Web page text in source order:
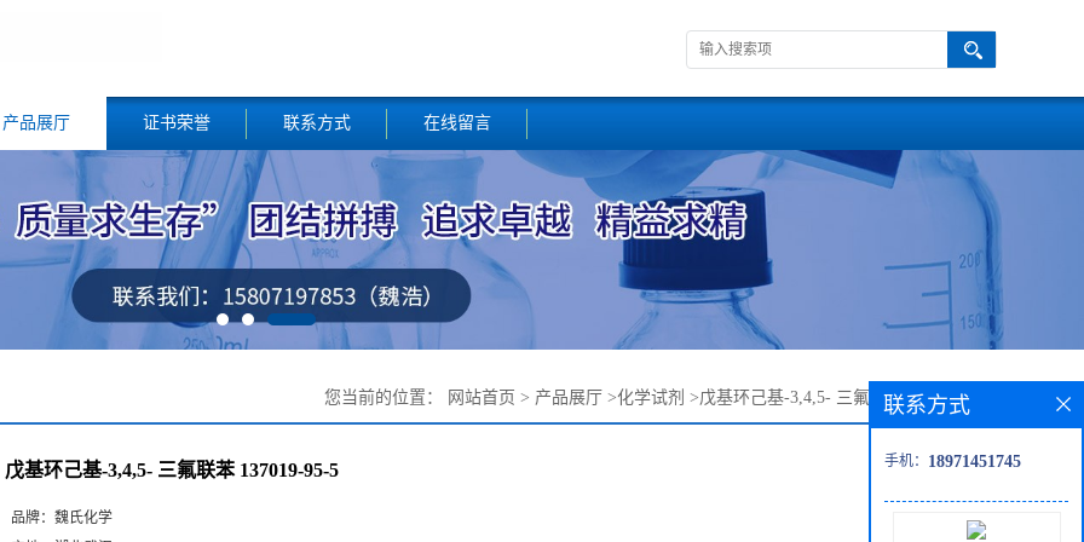
产品展厅 证书荣誉 联系方式 在线留言
您当前的位置： 网站首页 > 产品展厅 >化学试剂 >戊基环己基-3,4,5- 三氟联苯 137019-95-5
戊基环己基-3,4,5- 三氟联苯 137019-95-5
品牌： 魏氏化学
联系方式
手机： 18971451745